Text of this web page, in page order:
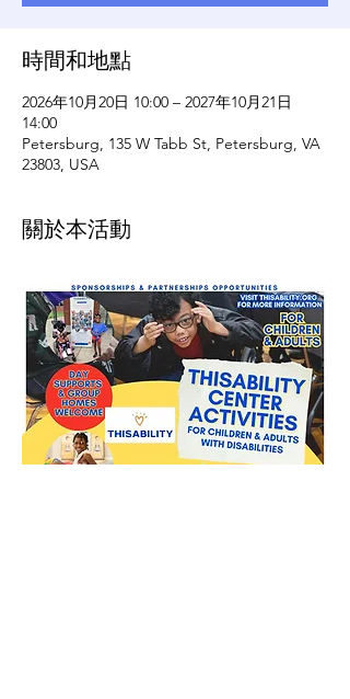
時間和地點
2026年10月20日 10:00 – 2027年10月21日
14:00
Petersburg, 135 W Tabb St, Petersburg, VA
23803, USA
關於本活動